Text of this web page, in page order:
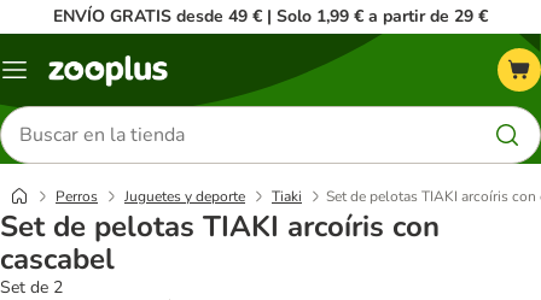
ENVÍO GRATIS desde 49 € | Solo 1,99 € a partir de 29 €
Menú
Buscar
productos
Perros Juguetes y deporte Tiaki Set de pelotas TIAKI arcoíris con
Set de pelotas TIAKI arcoíris con
cascabel
Set de 2